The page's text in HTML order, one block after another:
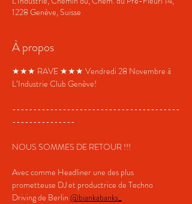
1228 Genève, Suisse
À propos
★★★ RAVE ★★★ Vendredi 28 Novembre à
L’Industrie Club Genève!
----------------------------------------
---------------
NOUS SOMMES DE RETOUR !!!
Avec comme Headliner une des plus
prometteuse DJ et productrice de Techno
Driving de Berlin @biankabanks_